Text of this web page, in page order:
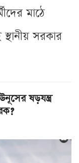
মাঠে
সরকার
ষড়যন্ত্র